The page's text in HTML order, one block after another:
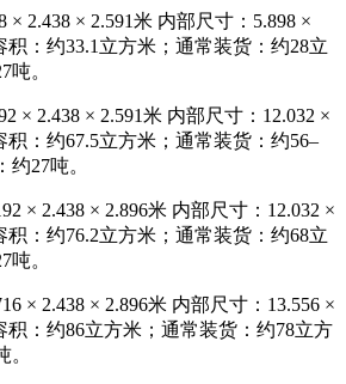
× 2.438 × 2.591米 内部尺寸：5.898 ×
积：约33.1立方米；通常装货：约28立
吨。
× 2.438 × 2.591米 内部尺寸：12.032 ×
积：约67.5立方米；通常装货：约56–
27吨。
× 2.438 × 2.896米 内部尺寸：12.032 ×
积：约76.2立方米；通常装货：约68立
吨。
× 2.438 × 2.896米 内部尺寸：13.556 ×
积：约86立方米；通常装货：约78立方